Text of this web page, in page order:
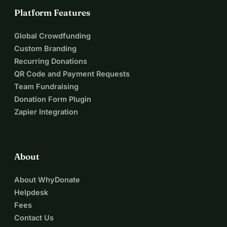
Platform Features
Global Crowdfunding
Custom Branding
Recurring Donations
QR Code and Payment Requests
Team Fundraising
Donation Form Plugin
Zapier Integration
About
About WhyDonate
Helpdesk
Fees
Contact Us